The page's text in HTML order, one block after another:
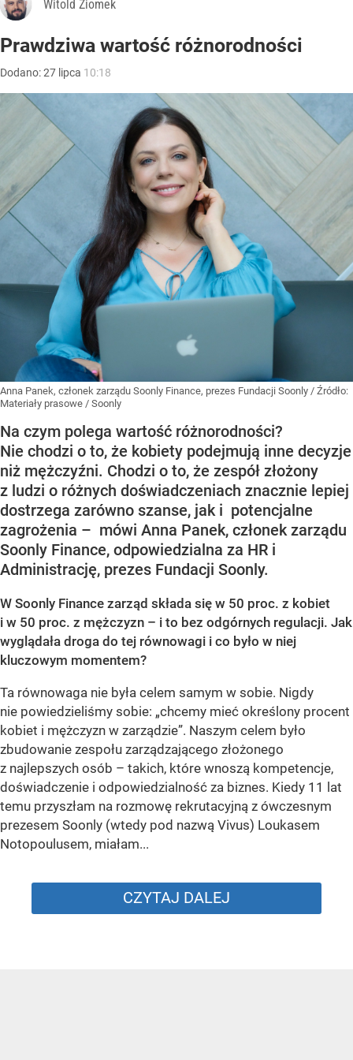
Witold Ziomek
Prawdziwa wartość różnorodności
Dodano:27 lipca 10:18
Anna Panek, członek zarządu Soonly Finance, prezes Fundacji Soonly / Źródło:
Materiały prasowe / Soonly
Na czym polega wartość różnorodności?
Nie chodzi o to, że kobiety podejmują inne decyzje
niż mężczyźni. Chodzi o to, że zespół złożony
z ludzi o różnych doświadczeniach znacznie lepiej
dostrzega zarówno szanse, jak i potencjalne
zagrożenia – mówi Anna Panek, członek zarządu
Soonly Finance, odpowiedzialna za HR i
Administrację, prezes Fundacji Soonly.
W Soonly Finance zarząd składa się w 50 proc. z kobiet
i w 50 proc. z mężczyzn – i to bez odgórnych regulacji. Jak
wyglądała droga do tej równowagi i co było w niej
kluczowym momentem?
Ta równowaga nie była celem samym w sobie. Nigdy
nie powiedzieliśmy sobie: „chcemy mieć określony procent
kobiet i mężczyzn w zarządzie”. Naszym celem było
zbudowanie zespołu zarządzającego złożonego
z najlepszych osób – takich, które wnoszą kompetencje,
doświadczenie i odpowiedzialność za biznes. Kiedy 11 lat
temu przyszłam na rozmowę rekrutacyjną z ówczesnym
prezesem Soonly (wtedy pod nazwą Vivus) Loukasem
Notopoulusem, miałam...
CZYTAJ DALEJ